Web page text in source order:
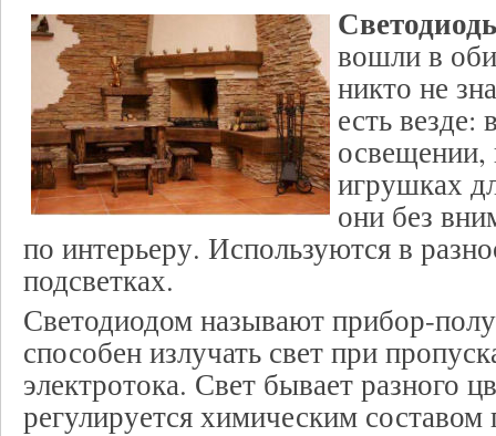
вошли в
никто не
есть везде:
освещении,
игрушках
они без
по интерьеру. Используются в
подсветках.
Светодиодом называют прибор-
способен излучать свет при
электротока. Свет бывает разного
регулируется химическим